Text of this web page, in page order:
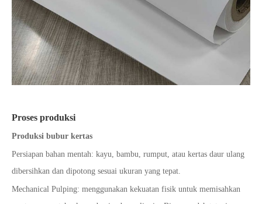
Proses produksi
Produksi bubur kertas
Persiapan bahan mentah: kayu, bambu, rumput, atau kertas daur ulang
dibersihkan dan dipotong sesuai ukuran yang tepat.
Mechanical Pulping: menggunakan kekuatan fisik untuk memisahkan